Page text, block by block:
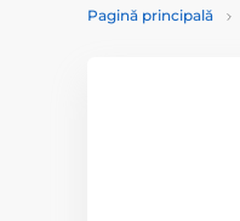
Pagină principală